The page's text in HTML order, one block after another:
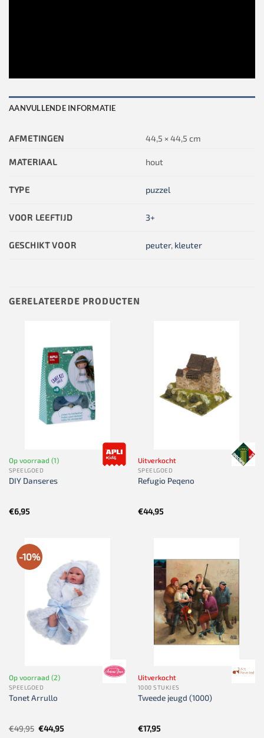
AANVULLENDE INFORMATIE
AFMETINGEN 44,5 × 44,5 cm
MATERIAAL hout
TYPE puzzel
VOOR LEEFTIJD 3+
GESCHIKT VOOR peuter, kleuter
GERELATEERDE PRODUCTEN
Op voorraad (1)
SPEELGOED
DIY Danseres
€6,95
Uitverkocht
SPEELGOED
Refugio Peqeno
€44,95
-10%
Op voorraad (2)
SPEELGOED
Tonet Arrullo
€49,95 Oorspronkelijke
prijs
€44,95Huidige
Uitverkocht
1000 STUKJES
Tweede jeugd (1000)
€17,95